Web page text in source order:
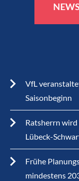
VfL
Saisonbeginn
Ratsherrn
Lübeck-
Frühe
mindestens